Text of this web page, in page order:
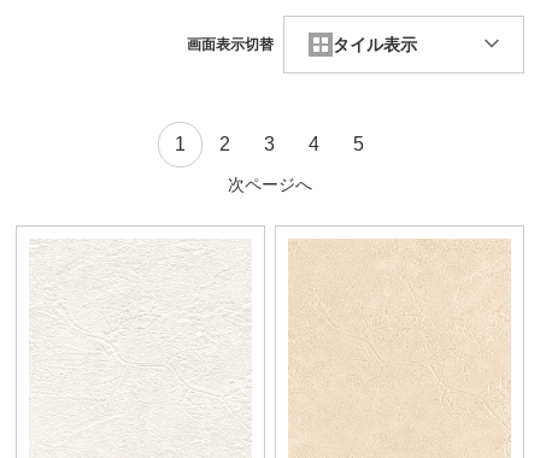
画面表示切替 タイル表示
1 2 3 4 5
次ページへ